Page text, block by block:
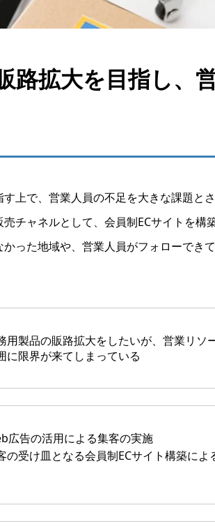
路拡大を目指し、
上で、営業人員の不足を大きな課題と
チャネルとして、会員制ECサイトを構
った地域や、営業人員がフォローでき
用製品の販路拡大をしたいが、営業リソ
に限界が来てしまっている
広告の活用による集客の実施
の受け皿となる会員制ECサイト構築に